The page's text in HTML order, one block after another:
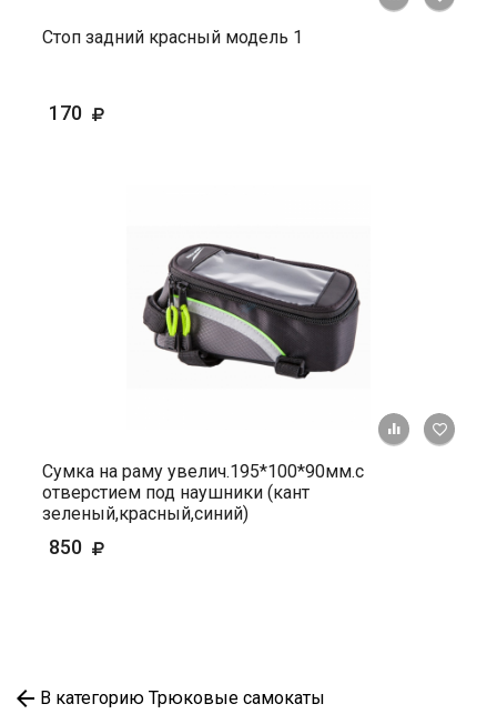
Стоп задний красный модель 1
170
+ К
Сумка на раму увелич.195*100*90мм.с
отверстием под наушники (кант
зеленый,красный,синий)
850
В категорию Трюковые самокаты